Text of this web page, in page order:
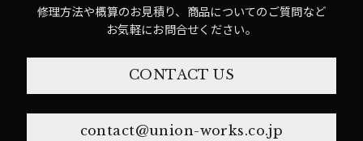
修理方法や概算のお見積り、商品についてのご質問など
お気軽にお問合せください。
CONTACT US
contact@union-works.co.jp